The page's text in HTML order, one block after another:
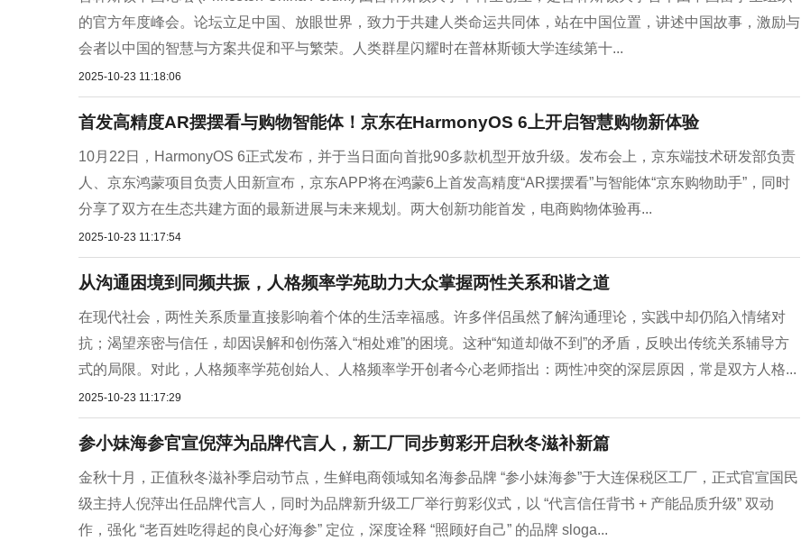
的官方年度峰会。论坛立足中国、放眼世界，致力于共建人类命运共同体，站在中国位置，讲述中国故事，激励与
会者以中国的智慧与方案共促和平与繁荣。人类群星闪耀时在普林斯顿大学连续第十...
2025-10-23 11:18:06
首发高精度AR摆摆看与购物智能体！京东在HarmonyOS 6上开启智慧购物新体验
10月22日，HarmonyOS 6正式发布，并于当日面向首批90多款机型开放升级。发布会上，京东端技术研发部负责
人、京东鸿蒙项目负责人田新宣布，京东APP将在鸿蒙6上首发高精度“AR摆摆看”与智能体“京东购物助手”，同时
分享了双方在生态共建方面的最新进展与未来规划。两大创新功能首发，电商购物体验再...
2025-10-23 11:17:54
从沟通困境到同频共振，人格频率学苑助力大众掌握两性关系和谐之道
在现代社会，两性关系质量直接影响着个体的生活幸福感。许多伴侣虽然了解沟通理论，实践中却仍陷入情绪对
抗；渴望亲密与信任，却因误解和创伤落入“相处难”的困境。这种“知道却做不到”的矛盾，反映出传统关系辅导方
式的局限。对此，人格频率学苑创始人、人格频率学开创者今心老师指出：两性冲突的深层原因，常是双方人格...
2025-10-23 11:17:29
参小妹海参官宣倪萍为品牌代言人，新工厂同步剪彩开启秋冬滋补新篇
金秋十月，正值秋冬滋补季启动节点，生鲜电商领域知名海参品牌 “参小妹海参”于大连保税区工厂，正式官宣国民
级主持人倪萍出任品牌代言人，同时为品牌新升级工厂举行剪彩仪式，以 “代言信任背书 + 产能品质升级” 双动
作，强化 “老百姓吃得起的良心好海参” 定位，深度诠释 “照顾好自己” 的品牌 sloga...